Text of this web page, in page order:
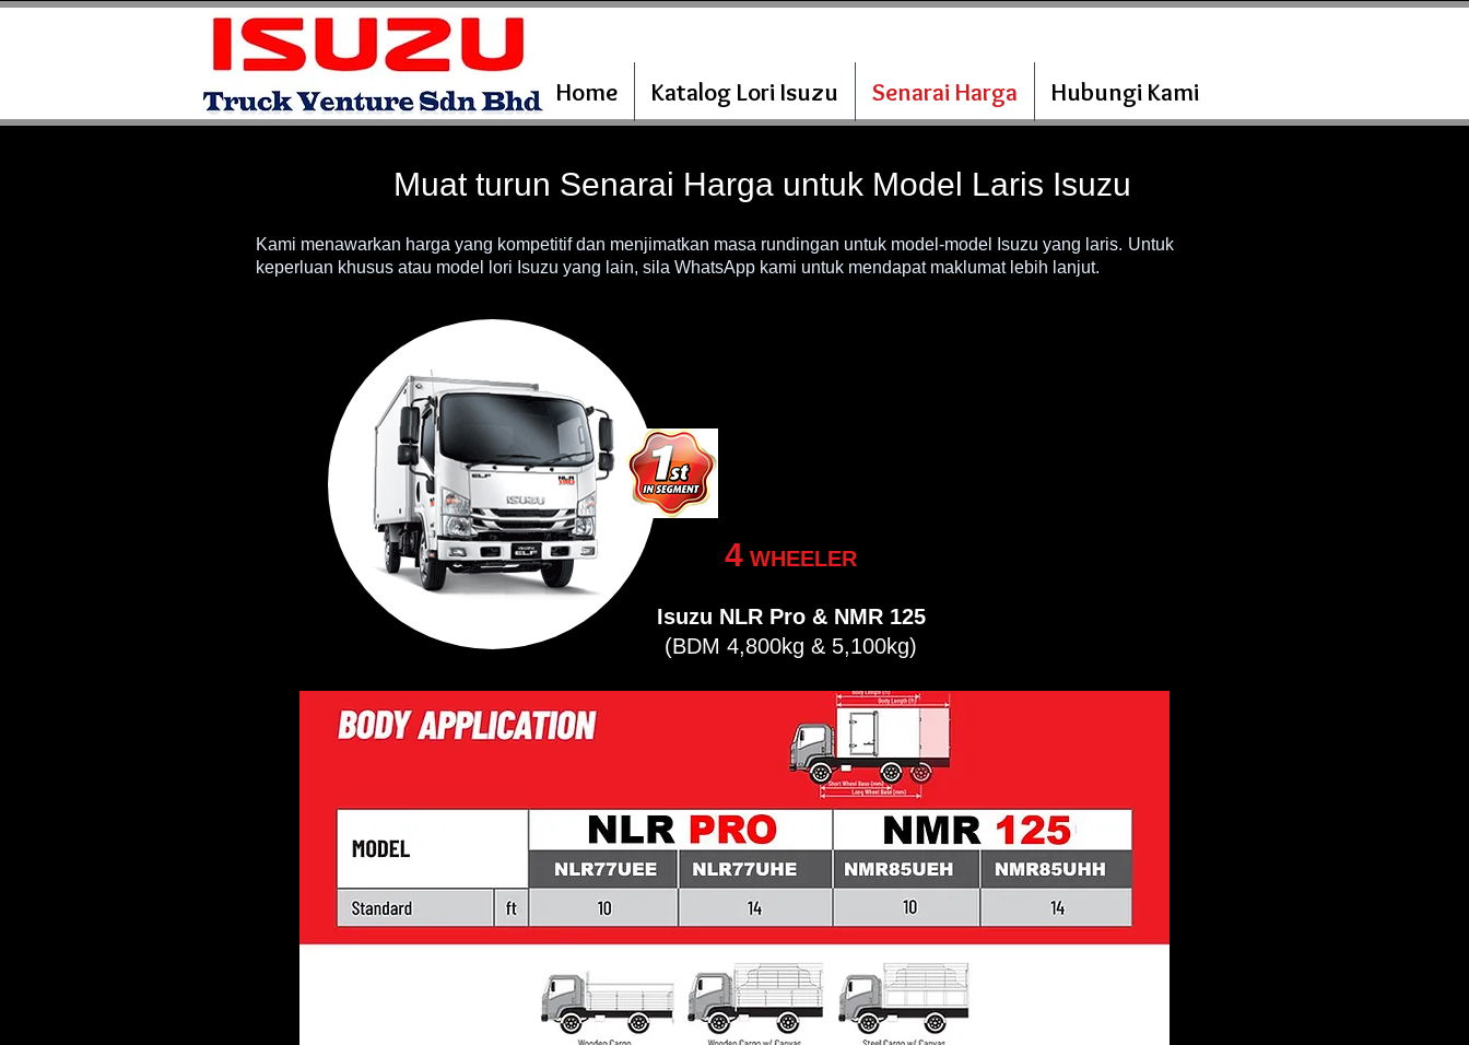
Home Katalog Lori Isuzu Senarai Harga Hubungi Kami
Muat turun Senarai Harga untuk Model Laris Isuzu
Kami menawarkan harga yang kompetitif dan menjimatkan masa rundingan untuk model-model Isuzu yang laris. Untuk
keperluan khusus atau model lori Isuzu yang lain, sila WhatsApp kami untuk mendapat maklumat lebih lanjut.
4 WHEELER
Isuzu NLR Pro & NMR 125
(BDM 4,800kg & 5,100kg)